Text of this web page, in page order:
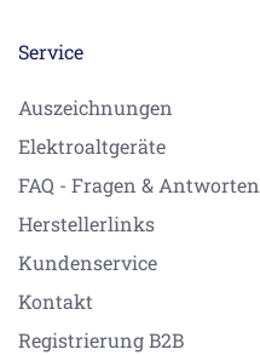
Service
Auszeichnungen
Elektroaltgeräte
FAQ - Fragen & Antworten
Herstellerlinks
Kundenservice
Kontakt
Registrierung B2B